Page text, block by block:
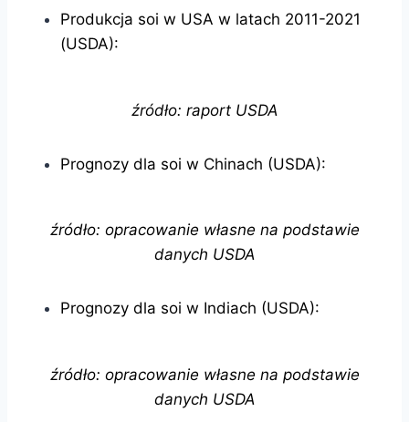
Produkcja soi w USA w latach 2011-2021
(USDA):
źródło: raport USDA
Prognozy dla soi w Chinach (USDA):
źródło: opracowanie własne na podstawie
danych USDA
Prognozy dla soi w Indiach (USDA):
źródło: opracowanie własne na podstawie
danych USDA